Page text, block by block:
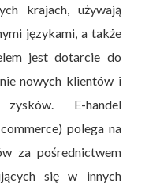
krajach, używają
językami, a także
jest dotarcie do
nowych klientów i
E-handel
polega na
za pośrednictwem
się w innych